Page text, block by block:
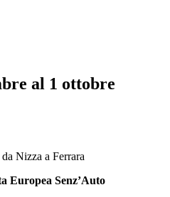
al 1 ottobre
da Nizza a Ferrara
Europea Senz’Auto